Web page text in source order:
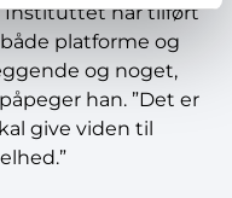
Instituttet har tilført
platforme og
og noget,
han. ”Det er
give viden til